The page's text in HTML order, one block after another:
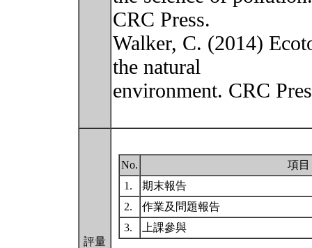
CRC Press.
Walker, C. (2014)
the natural
environment. CRC
評量
No.
項目
1.
期末報告
2.
作業及問題報告
3.
上課參與